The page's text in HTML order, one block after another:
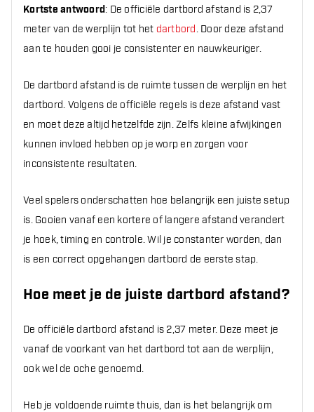
Kortste antwoord: De officiële dartbord afstand is 2,37
meter van de werplijn tot het dartbord. Door deze afstand
aan te houden gooi je consistenter en nauwkeuriger.
De dartbord afstand is de ruimte tussen de werplijn en het
dartbord. Volgens de officiële regels is deze afstand vast
en moet deze altijd hetzelfde zijn. Zelfs kleine afwijkingen
kunnen invloed hebben op je worp en zorgen voor
inconsistente resultaten.
Veel spelers onderschatten hoe belangrijk een juiste setup
is. Gooien vanaf een kortere of langere afstand verandert
je hoek, timing en controle. Wil je constanter worden, dan
is een correct opgehangen dartbord de eerste stap.
Hoe meet je de juiste dartbord afstand?
De officiële dartbord afstand is 2,37 meter. Deze meet je
vanaf de voorkant van het dartbord tot aan de werplijn,
ook wel de oche genoemd.
Heb je voldoende ruimte thuis, dan is het belangrijk om